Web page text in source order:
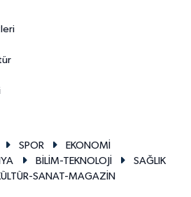
SPOR
EKONOMİ
BİLİM-TEKNOLOJİ
SAĞLIK
SANAT-MAGAZİN